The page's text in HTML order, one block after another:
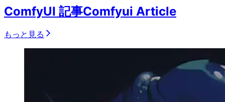
ComfyUI 記事Comfyui Article
もっと見る